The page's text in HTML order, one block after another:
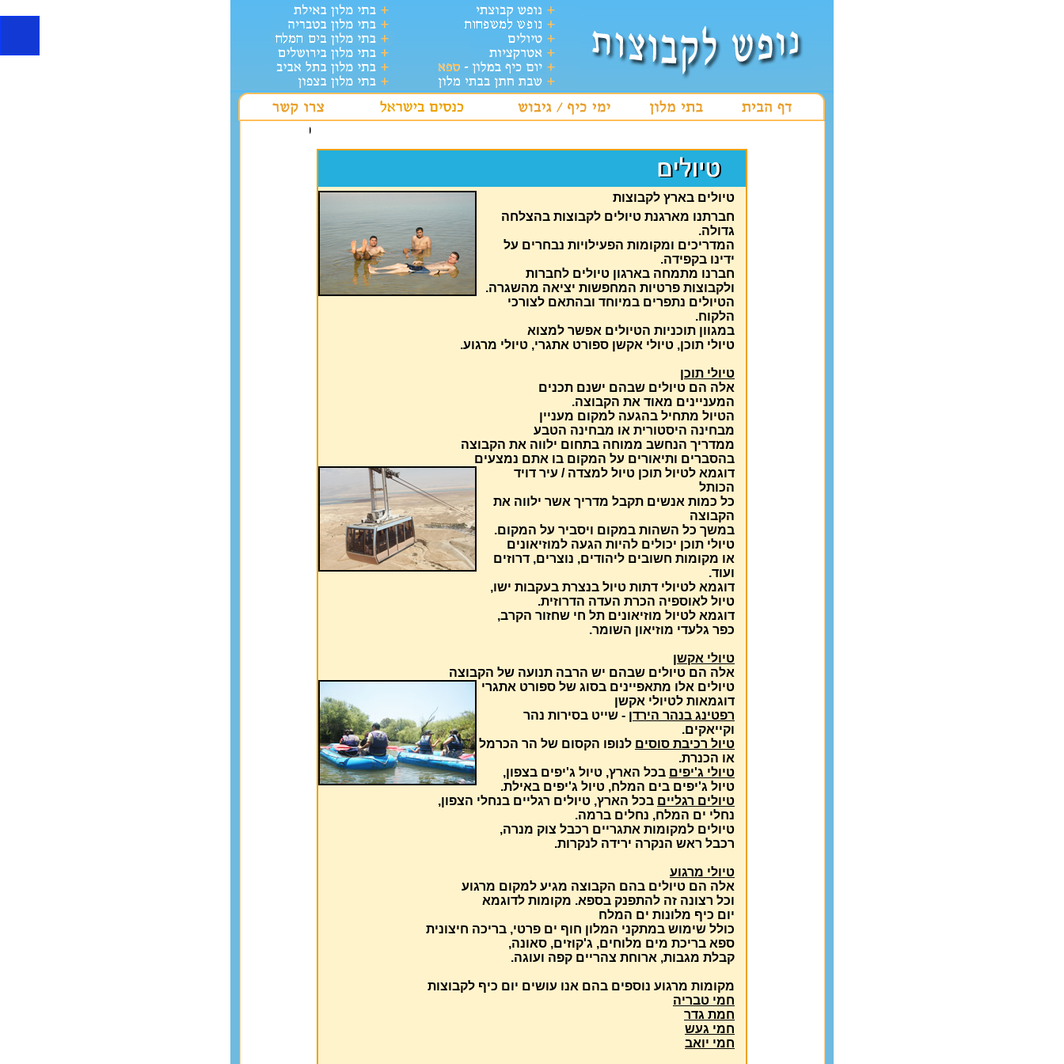
טיולים לקבוצות מארגנים ימי גיבוש מגוון תוכניות
טיולים בארץ לקבוצות
חברתנו מארגנת טיולים לקבוצות בהצלחה
גדולה.
המדריכים ומקומות הפעילויות נבחרים על
ידינו בקפידה.
חברנו מתמחה בארגון טיולים לחברות
ולקבוצות פרטיות המחפשות יציאה מהשגרה.
הטיולים נתפרים במיוחד ובהתאם לצורכי
הלקוח.
במגוון תוכניות הטיולים אפשר למצוא
טיולי תוכן, טיולי אקשן ספורט אתגרי, טיולי מרגוע.
טיולי תוכן
אלה הם טיולים שבהם ישנם תכנים
המעניינים מאוד את הקבוצה.
הטיול מתחיל בהגעה למקום מעניין
מבחינה היסטורית או מבחינה הטבע
ממדריך הנחשב ממוחה בתחום ילווה את הקבוצה
בהסברים ותיאורים על המקום בו אתם נמצעים
דוגמא לטיול תוכן טיול למצדה / עיר דויד
הכותל
כל כמות אנשים תקבל מדריך אשר ילווה את
הקבוצה
במשך כל השהות במקום ויסביר על המקום.
טיולי תוכן יכולים להיות הגעה למוזיאונים
או מקומות חשובים ליהודים, נוצרים, דרוזים
ועוד.
דוגמא לטיולי דתות טיול בנצרת בעקבות ישו,
טיול לאוספיה הכרת העדה הדרוזית.
דוגמא לטיול מוזיאונים תל חי שחזור הקרב,
כפר גלעדי מוזיאון השומר.
טיולי אקשן
אלה הם טיולים שבהם יש הרבה תנועה של הקבוצה
טיולים אלו מתאפיינים בסוג של ספורט אתגרי
דוגמאות לטיולי אקשן
רפטינג בנהר הירדן - שייט בסירות נהר
וקייאקים.
טיול רכיבת סוסים לנופו הקסום של הר הכרמל
או הכנרת.
טיולי ג'יפים בכל הארץ, טיול ג'יפים בצפון,
טיול ג'יפים בים המלח, טיול ג'יפים באילת.
טיולים רגליים בכל הארץ, טיולים רגליים בנחלי הצפון,
נחלי ים המלח, נחלים ברמה.
טיולים למקומות אתגריים רכבל צוק מנרה,
רכבל ראש הנקרה ירידה לנקרות.
טיולי מרגוע
אלה הם טיולים בהם הקבוצה מגיע למקום מרגוע
וכל רצונה זה להתפנק בספא. מקומות לדוגמא
יום כיף מלונות ים המלח
כולל שימוש במתקני המלון חוף ים פרטי, בריכה חיצונית
ספא בריכת מים מלוחים, ג'קוזים, סאונה,
קבלת מגבות, ארוחת צהריים קפה ועוגה.
מקומות מרגוע נוספים בהם אנו עושים יום כיף לקבוצות
חמי טבריה
חמת גדר
חמי געש
חמי יואב